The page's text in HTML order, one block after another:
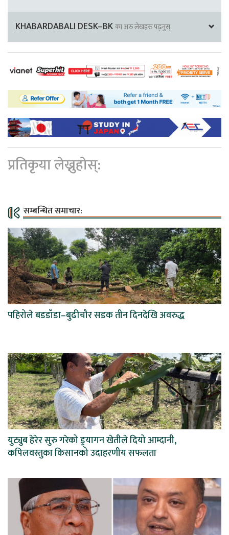
KHABARDABALI DESK–BKका अरु लेखहरु पढ्नुस्
प्रतिकृया लेख्नुहोस्:
सम्बन्धित समाचार:
पहिरोले बडडाँडा–बुढीचौर सडक तीन दिनदेखि अवरुद्ध
युट्युब हेरेर सुरु गरेको ड्र्यागन खेतीले दियो आम्दानी,
कपिलवस्तुका किसानको उदाहरणीय सफलता